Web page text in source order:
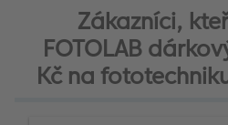
Zákazníci,
FOTOLAB
Kč na